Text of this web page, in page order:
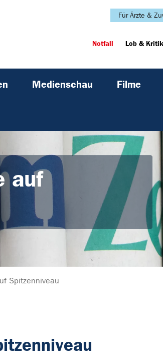
Für Ärzte &
Notfall Lob & Kritik
Medienschau Filme
auf
Spitzenniveau